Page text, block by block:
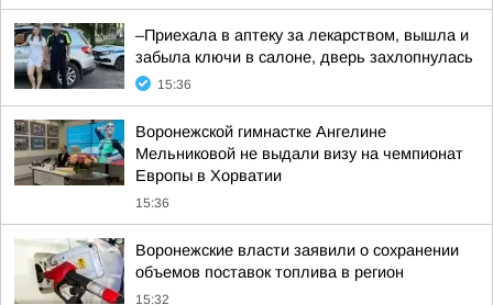
–Приехала в аптеку за лекарством, вышла и
забыла ключи в салоне, дверь захлопнулась
15:36
Воронежской гимнастке Ангелине
Мельниковой не выдали визу на чемпионат
Европы в Хорватии
15:36
Воронежские власти заявили о сохранении
объемов поставок топлива в регион
15:32